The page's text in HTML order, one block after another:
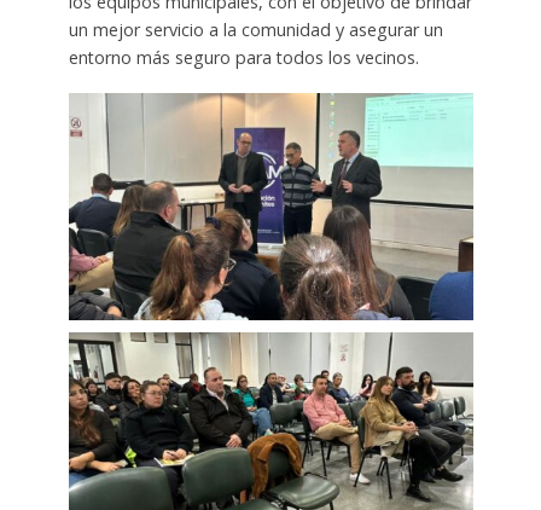
un mejor servicio a la comunidad y asegurar un
entorno más seguro para todos los vecinos.